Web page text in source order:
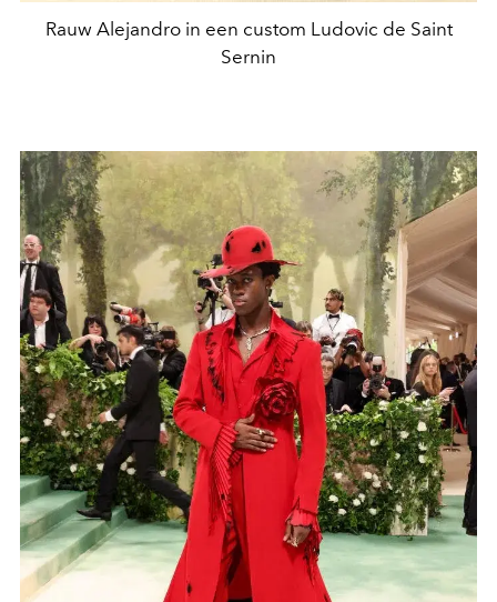
Rauw Alejandro in een custom Ludovic de Saint
Sernin